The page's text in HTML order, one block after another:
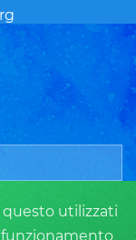
utilizzati
funzionamento